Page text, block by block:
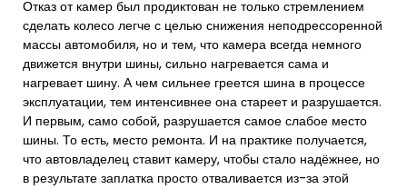
Отказ от камер был продиктован не только стремлением
сделать колесо легче с целью снижения неподрессоренной
массы автомобиля, но и тем, что камера всегда немного
движется внутри шины, сильно нагревается сама и
нагревает шину. А чем сильнее греется шина в процессе
эксплуатации, тем интенсивнее она стареет и разрушается.
И первым, само собой, разрушается самое слабое место
шины. То есть, место ремонта. И на практике получается,
что автовладелец ставит камеру, чтобы стало надёжнее, но
в результате заплатка просто отваливается из-за этой